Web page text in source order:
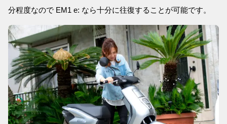
分程度なので EM1 e: なら十分に往復することが可能です。